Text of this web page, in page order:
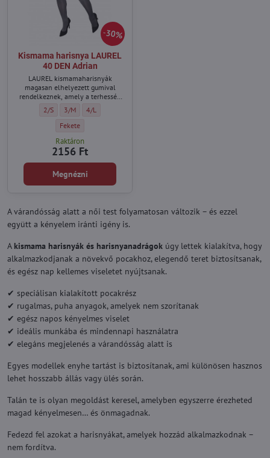
30%
Kismama harisnya LAUREL
40 DEN Adrian
LAUREL kismamaharisnyák
magasan elhelyezett gumival
rendelkeznek, amely a terhesség
Kismama harisnya LAUREL 40 DEN Adrian - Méret:
2/S Kismama harisnya LAUREL 40 DEN Adrian - Méret:
3/M Kismama harisnya LAUREL 40 DEN Adrian - Méret:
4/L
Kismama harisnya LAUREL 40 DEN Adrian - Szín:
Fekete
Raktáron
2156 Ft
Megnézni
A várandósság alatt a női test folyamatosan változik – és ezzel
együtt a kényelem iránti igény is.
A kismama harisnyák és harisnyanadrágok úgy lettek kialakítva, hogy
alkalmazkodjanak a növekvő pocakhoz, elegendő teret biztosítsanak,
és egész nap kellemes viseletet nyújtsanak.
✔ speciálisan kialakított pocakrész
✔ rugalmas, puha anyagok, amelyek nem szorítanak
✔ egész napos kényelmes viselet
✔ ideális munkába és mindennapi használatra
✔ elegáns megjelenés a várandósság alatt is
Egyes modellek enyhe tartást is biztosítanak, ami különösen hasznos
lehet hosszabb állás vagy ülés során.
Talán te is olyan megoldást keresel, amelyben egyszerre érezheted
magad kényelmesen… és önmagadnak.
Fedezd fel azokat a harisnyákat, amelyek hozzád alkalmazkodnak –
nem fordítva.